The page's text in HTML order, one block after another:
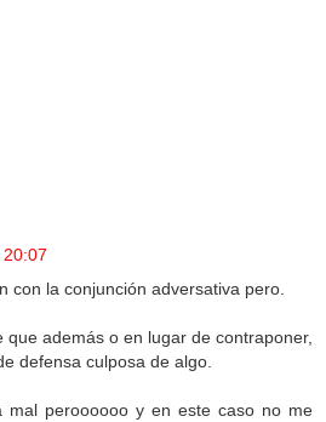
con la conjunción adversativa pero.
que además o en lugar de contraponer,
defensa culposa de algo.
mal peroooooo y en este caso no me